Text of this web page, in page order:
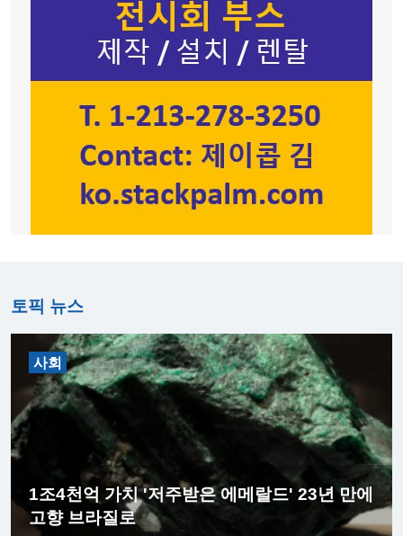
토픽 뉴스
사회
1조4천억 가치 '저주받은 에메랄드' 23년 만에
고향 브라질로